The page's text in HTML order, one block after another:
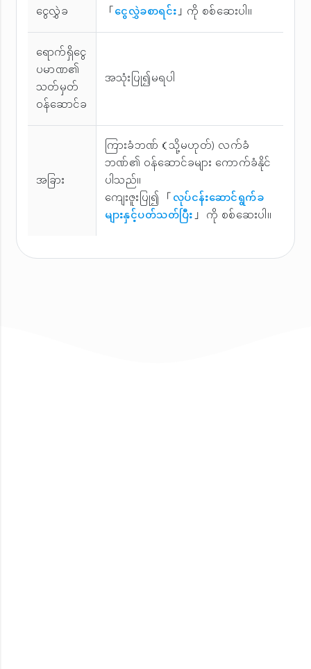
ငွေလွှဲခ 「ငွေလွှဲခစာရင်း」ကို စစ်ဆေးပါ။
ရောက်ရှိငွေ
ပမာဏ၏
သတ်မှတ်
ဝန်ဆောင်ခ
အသုံးပြု၍မရပါ
အခြား
ကြားခံဘဏ်（သို့မဟုတ်) လက်ခံ
ဘဏ်၏ ဝန်ဆောင်ခများ ကောက်ခံနိုင်
ပါသည်။
ကျေးဇူးပြု၍ 「လုပ်ငန်းဆောင်ရွက်ခ
များနှင့်ပတ်သတ်ပြီး」 ကို စစ်ဆေးပါ။